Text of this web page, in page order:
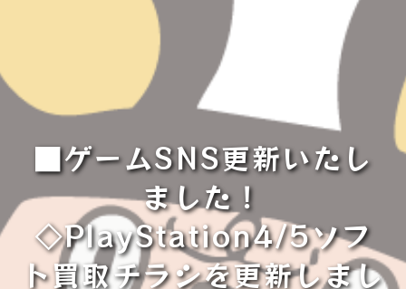
■ゲームSNS更新いたし
ました！
◇PlayStation4/5ソフ
ト買取チラシを更新しまし